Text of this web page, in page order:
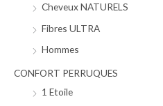
:
Cheveux NATURELS
Fibres ULTRA
Hommes
CONFORT PERRUQUES
1 Etoile